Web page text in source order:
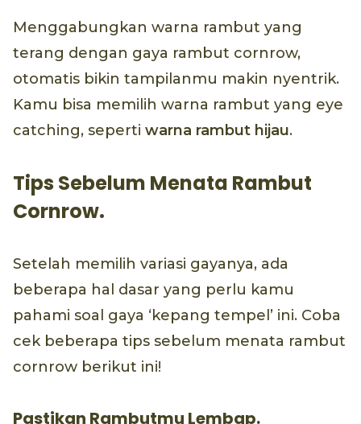
Menggabungkan warna rambut yang
terang dengan gaya rambut cornrow,
otomatis bikin tampilanmu makin nyentrik.
Kamu bisa memilih warna rambut yang eye
catching, seperti warna rambut hijau.
Tips Sebelum Menata Rambut
Cornrow.
Setelah memilih variasi gayanya, ada
beberapa hal dasar yang perlu kamu
pahami soal gaya ‘kepang tempel’ ini. Coba
cek beberapa tips sebelum menata rambut
cornrow berikut ini!
Pastikan Rambutmu Lembap.